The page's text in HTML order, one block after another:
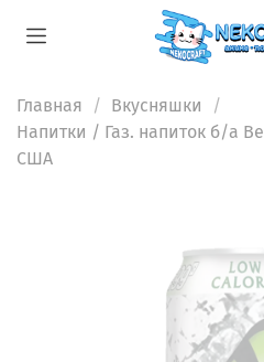
Главная
Вкусняшки
Напитки / Газ. напиток б/а
США